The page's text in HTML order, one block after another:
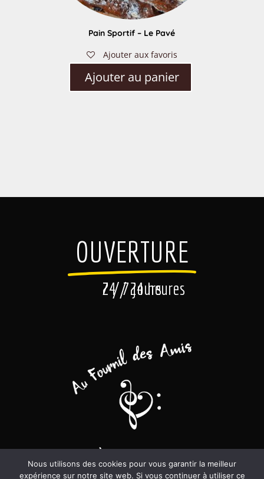
Pain Sportif – Le Pavé
Ajouter aux favoris
Ajouter au panier
OUVERTURE
7 /7 jours
24 / 24 heures
Lundi – Vendredi : 6h00 / 19h30
Nous utilisons des cookies pour vous garantir la meilleur
expérience sur notre site web. Si vous continuer à utiliser ce